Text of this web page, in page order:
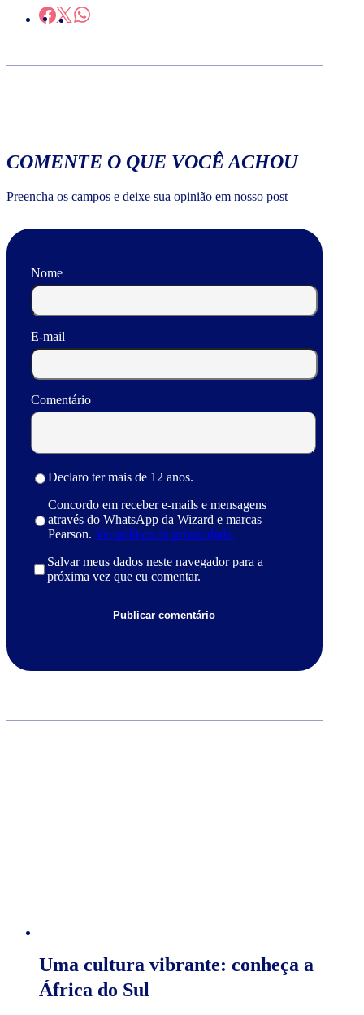
COMENTE O QUE VOCÊ ACHOU
Preencha os campos e deixe sua opinião em nosso post
Nome
E-mail
Comentário
Declaro ter mais de 12 anos.
Concordo em receber e-mails e mensagens
através do WhatsApp da Wizard e marcas
Pearson. Ver política de privacidade.
Salvar meus dados neste navegador para a
próxima vez que eu comentar.
Uma cultura vibrante: conheça a
África do Sul